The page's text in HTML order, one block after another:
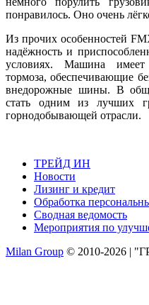
понравилось. Оно очень
Из прочих особенностей
надёжность и
условиях. Машина имеет
тормоза, обеспечивающие
внедорожные шины. В
стать одним из лучших
горнодобывающей отрасли.
ТРЕЙД ИН
Новости
Лизинг и кредит
Обработка
Сводная ведомость
Мероприятия по
Milan Group © 2010-2026 |